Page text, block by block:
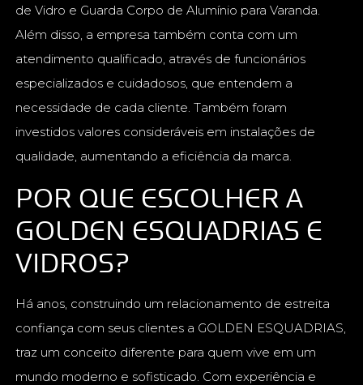
de Vidro e Guarda Corpo de Alumínio para Varanda.
Além disso, a empresa também conta com um
atendimento qualificado, através de funcionários
especializados e cuidadosos, que entendem a
necessidade de cada cliente. Também foram
investidos valores consideráveis em instalações de
qualidade, aumentando a eficiência da marca.
POR QUE ESCOLHER A
GOLDEN ESQUADRIAS E
VIDROS?
Há anos, construindo um relacionamento de estreita
confiança com seus clientes a GOLDEN ESQUADRIAS,
traz um conceito diferente para quem vive em um
mundo moderno e sofisticado. Com experiência e